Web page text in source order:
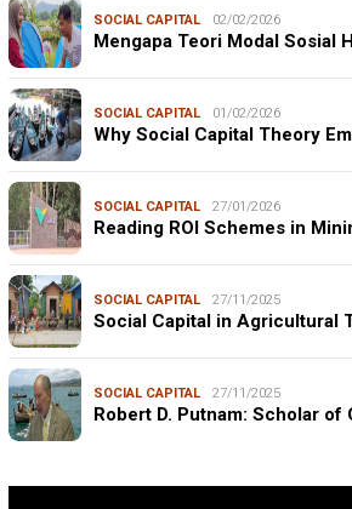
SOCIAL CAPITAL 02/02/2026
Mengapa Teori Modal Sosial
SOCIAL CAPITAL 01/02/2026
Why Social Capital Theory
SOCIAL CAPITAL 27/01/2026
Reading ROI Schemes in
SOCIAL CAPITAL 27/11/2025
Social Capital in Agricultural
SOCIAL CAPITAL 27/11/2025
Robert D. Putnam: Scholar